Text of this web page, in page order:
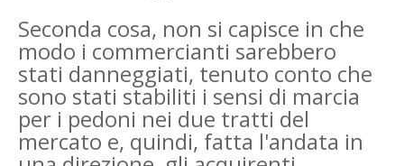
Seconda cosa, non si capisce in che
modo i commercianti sarebbero
stati danneggiati, tenuto conto che
sono stati stabiliti i sensi di marcia
per i pedoni nei due tratti del
mercato e, quindi, fatta l'andata in